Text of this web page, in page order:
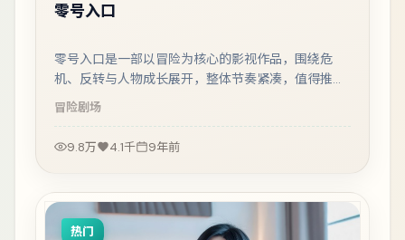
零号入口
零号入口是一部以冒险为核心的影视作品，围绕危
机、反转与人物成长展开，整体节奏紧凑，值得推荐
观看。
冒险剧场
9.8万 4.1千 9年前
热门